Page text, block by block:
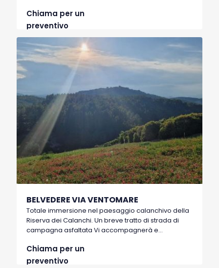
scorgere anche gli scavi di una fattoria magno-
greca del III secolo a.C. e la sua ricostruzione
Chiama per un
preventivo
BELVEDERE VIA VENTOMARE
Totale immersione nel paesaggio calanchivo della
Riserva dei Calanchi. Un breve tratto di strada di
campagna asfaltata Vi accompagnerà e
questa immersione totale si raggiunge un punto
panoramico denominato appunto Belvedere che
Chiama per un
preventivo